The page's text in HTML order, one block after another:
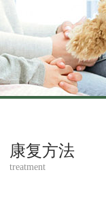
康复方法
treatment